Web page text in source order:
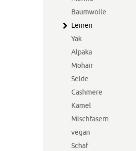
Baumwolle
Leinen
Yak
Alpaka
Mohair
Seide
Cashmere
Kamel
Mischfasern
vegan
Schaf